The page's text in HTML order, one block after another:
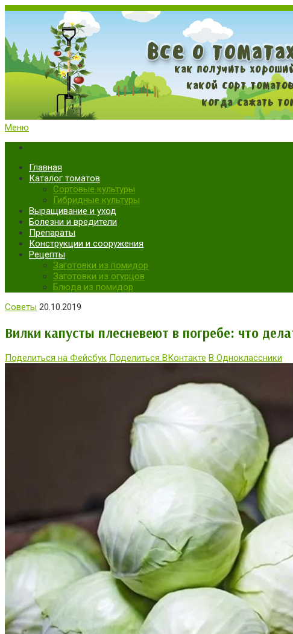
Меню
Главная
Каталог томатов
Сортовые культуры
Гибридные культуры
Выращивание и уход
Болезни и вредители
Препараты
Конструкции и сооружения
Рецепты
Заготовки из помидор
Заготовки из огурцов
Блюда из помидор
Советы 20.10.2019
Вилки капусты плесневеют в погребе: что
Поделиться на Фейсбук Поделиться ВКонтакте В Одноклассники